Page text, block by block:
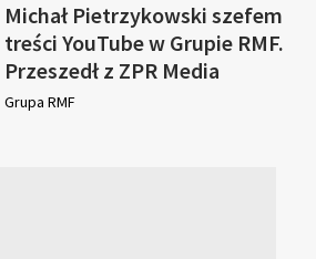
Michał Pietrzykowski szefem
treści YouTube w Grupie RMF.
Przeszedł z ZPR Media
Grupa RMF